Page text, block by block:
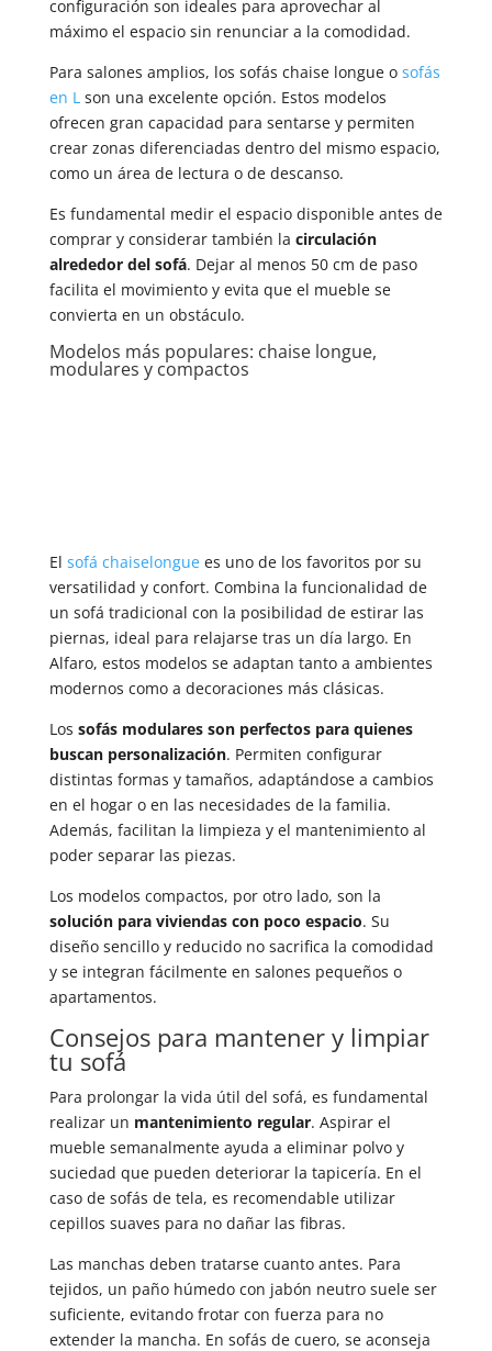
configuración son ideales para aprovechar al
máximo el espacio sin renunciar a la comodidad.
Para salones amplios, los sofás chaise longue o sofás
en L son una excelente opción. Estos modelos
ofrecen gran capacidad para sentarse y permiten
crear zonas diferenciadas dentro del mismo espacio,
como un área de lectura o de descanso.
Es fundamental medir el espacio disponible antes de
comprar y considerar también la circulación
alrededor del sofá. Dejar al menos 50 cm de paso
facilita el movimiento y evita que el mueble se
convierta en un obstáculo.
Modelos más populares: chaise longue,
modulares y compactos
El sofá chaiselonguees uno de los favoritos por su
versatilidad y confort. Combina la funcionalidad de
un sofá tradicional con la posibilidad de estirar las
piernas, ideal para relajarse tras un día largo. En
Alfaro, estos modelos se adaptan tanto a ambientes
modernos como a decoraciones más clásicas.
Los sofás modulares son perfectos para quienes
buscan personalización. Permiten configurar
distintas formas y tamaños, adaptándose a cambios
en el hogar o en las necesidades de la familia.
Además, facilitan la limpieza y el mantenimiento al
poder separar las piezas.
Los modelos compactos, por otro lado, son la
solución para viviendas con poco espacio. Su
diseño sencillo y reducido no sacrifica la comodidad
y se integran fácilmente en salones pequeños o
apartamentos.
Consejos para mantener y limpiar
tu sofá
Para prolongar la vida útil del sofá, es fundamental
realizar un mantenimiento regular. Aspirar el
mueble semanalmente ayuda a eliminar polvo y
suciedad que pueden deteriorar la tapicería. En el
caso de sofás de tela, es recomendable utilizar
cepillos suaves para no dañar las fibras.
Las manchas deben tratarse cuanto antes. Para
tejidos, un paño húmedo con jabón neutro suele ser
suficiente, evitando frotar con fuerza para no
extender la mancha. En sofás de cuero, se aconseja